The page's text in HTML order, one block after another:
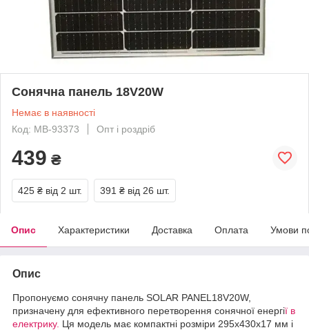
Сонячна панель 18V20W
Немає в наявності
Код: MB-93373
Опт і роздріб
439 ₴
425 ₴ від 2 шт. 391 ₴ від 26 шт.
Опис Характеристики Доставка Оплата Умови
Опис
Пропонуємо сонячну панель SOLAR PANEL18V20W,
призначену для ефективного перетворення сонячної енергії в
електрику. Ця модель має компактні розміри 295х430х17 мм і